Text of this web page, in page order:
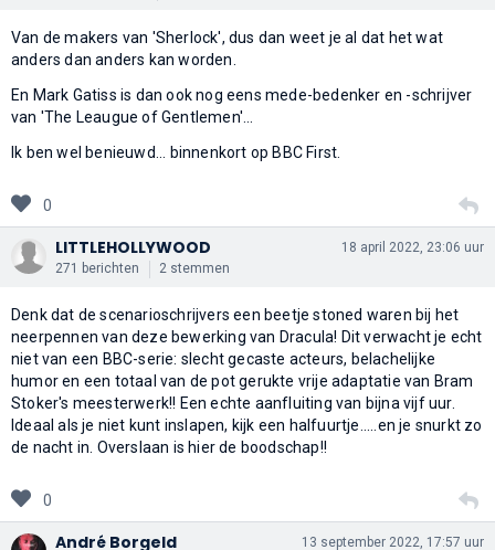
Van de makers van 'Sherlock', dus dan weet je al dat het wat
anders dan anders kan worden.
En Mark Gatiss is dan ook nog eens mede-bedenker en -schrijver
van 'The Leaugue of Gentlemen'...
Ik ben wel benieuwd... binnenkort op BBC First.
0
LITTLEHOLLYWOOD
271 berichten 2 stemmen
18 april 2022, 23:06 uur
Denk dat de scenarioschrijvers een beetje stoned waren bij het
neerpennen van deze bewerking van Dracula! Dit verwacht je echt
niet van een BBC-serie: slecht gecaste acteurs, belachelijke
humor en een totaal van de pot gerukte vrije adaptatie van Bram
Stoker's meesterwerk!! Een echte aanfluiting van bijna vijf uur.
Ideaal als je niet kunt inslapen, kijk een halfuurtje.....en je snurkt zo
de nacht in. Overslaan is hier de boodschap!!
0
André Borgeld 13 september 2022, 17:57 uur